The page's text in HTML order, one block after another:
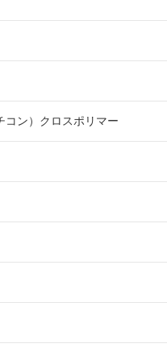
コン）クロスポリマー